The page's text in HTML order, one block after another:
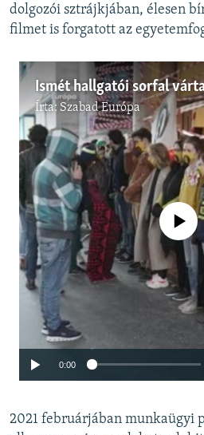
dolgozói sztrájkjában, élesen
filmet is forgatott az
Írta: Szabad Európa
Jelenleg nincs
0:00
2021 februárjában munkaügyi